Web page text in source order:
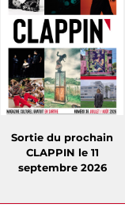
Sortie du prochain
CLAPPIN le 11
septembre 2026